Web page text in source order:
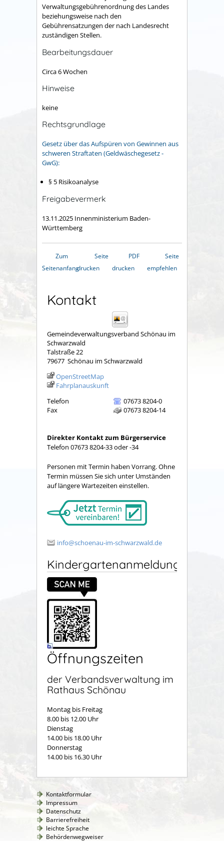
Verwaltungsgebührenordnung des Landes
beziehungsweise nach den
Gebührensatzungen der nach Landesrecht
zuständigen Stellen.
Bearbeitungsdauer
Circa 6 Wochen
Hinweise
keine
Rechtsgrundlage
Gesetz über das Aufspüren von Gewinnen aus
schweren Straftaten (Geldwäschegesetz -
GwG):
§ 5 Risikoanalyse
Freigabevermerk
13.11.2025 Innenministerium Baden-
Württemberg
Zum
Seitenanfang
Seite
drucken
PDF
drucken
Seite
empfehlen
Kontakt
Gemeindeverwaltungsverband Schönau im
Schwarzwald
Talstraße 22
79677 Schönau im Schwarzwald
OpenStreetMap
Fahrplanauskunft
Telefon
07673 8204-0
Fax
07673 8204-14
Direkter Kontakt zum Bürgerservice
Telefon 07673 8204-33 oder -34
Personen mit Termin haben Vorrang. Ohne
Termin müssen Sie sich unter Umständen
auf längere Wartezeiten einstellen.
info@schoenau-im-schwarzwald.de
Kindergartenanmeldung
Öffnungszeiten
der Verbandsverwaltung im
Rathaus Schönau
Montag bis Freitag
8.00 bis 12.00 Uhr
Dienstag
14.00 bis 18.00 Uhr
Donnerstag
14.00 bis 16.30 Uhr
Kontaktformular
Impressum
Datenschutz
Barrierefreiheit
leichte Sprache
Behördenwegweiser